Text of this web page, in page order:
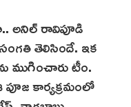
అనిల్ రావిపూడి
తెలిసిందే. ఇక‌
టీం.
కార్యక్రమంలో